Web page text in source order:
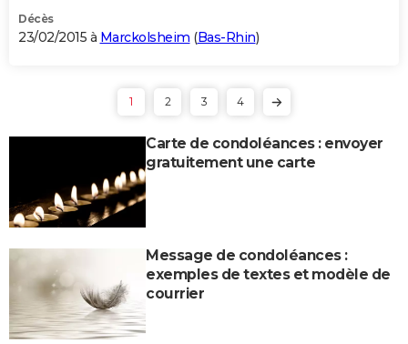
Décès
23/02/2015 à Marckolsheim (Bas-Rhin)
1 2 3 4
Carte de condoléances : envoyer
gratuitement une carte
Message de condoléances :
exemples de textes et modèle de
courrier